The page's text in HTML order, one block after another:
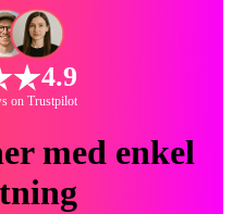
4.9
on Trustpilot
med enkel